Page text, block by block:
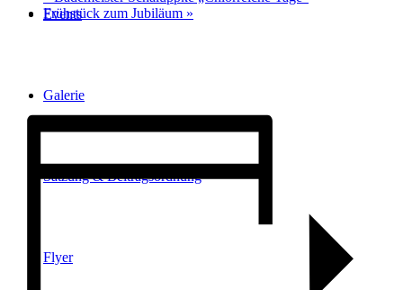
Events
Galerie
Satzung & Beitragsordnung
Flyer
Frühstück zum Jubiläum »